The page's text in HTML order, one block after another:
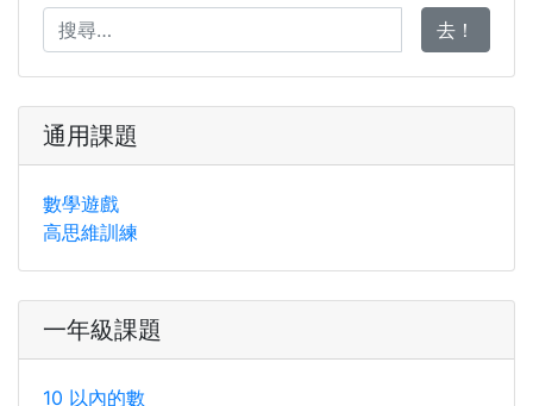
去！
通用課題
數學遊戲
高思維訓練
一年級課題
10 以內的數